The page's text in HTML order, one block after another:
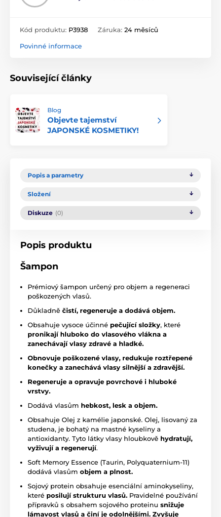
Kód produktu: P3938 Záruka: 24 měsíců
Povinné informace
Související články
Blog
Objevte tajemství
JAPONSKÉ KOSMETIKY!
Popis a parametry
Složení
Diskuze (0)
Popis produktu
Šampon
Prémiový šampon určený pro objem a regeneraci
poškozených vlasů.
Důkladně čistí, regeneruje a dodává objem.
Obsahuje vysoce účinné pečující složky, které
pronikají hluboko do vlasového vlákna a
zanechávají vlasy zdravé a hladké.
Obnovuje poškozené vlasy, redukuje roztřepené
konečky a zanechává vlasy silnější a zdravější.
Regeneruje a opravuje povrchové i hluboké
vrstvy.
Dodává vlasům hebkost, lesk a objem.
Obsahuje Olej z kamélie japonské. Olej, lisovaný za
studena, je bohatý na mastné kyseliny a
antioxidanty. Tyto látky vlasy hloubkově hydratují,
vyživují a regenerují.
Soft Memory Essence (Taurin, Polyquaternium-11)
dodává vlasům objem a plnost.
Sojový protein obsahuje esenciální aminokyseliny,
které posilují strukturu vlasů. Pravidelné používání
přípravků s obsahem sojového proteinu snižuje
lámavost vlasů a činí je odolnějšími. Zvyšuje